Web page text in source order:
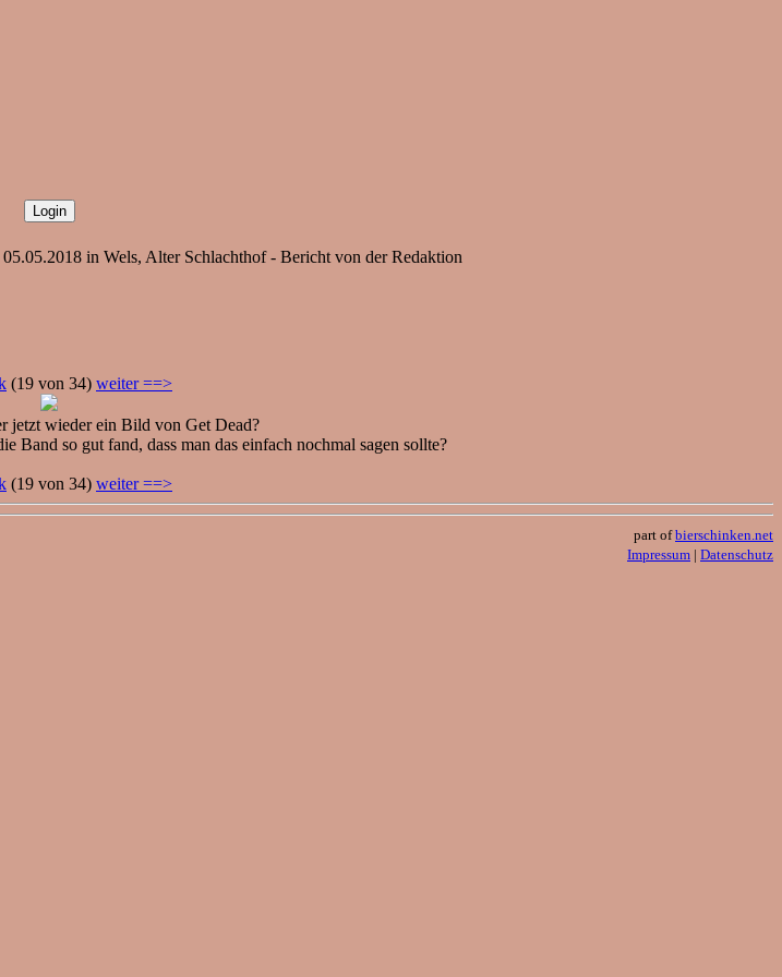
in Wels, Alter Schlachthof - Bericht von der Redaktion
(19 von 34) weiter ==>
jetzt wieder ein Bild von Get Dead?
Band so gut fand, dass man das einfach nochmal sagen sollte?
(19 von 34) weiter ==>
part ofbierschinken.net
Impressum | Datenschutz